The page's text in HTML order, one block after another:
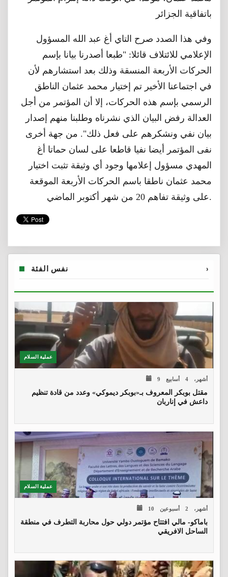
باتفاقية الجزائر
وفي هذا الصدد صرح التاي أغ عبد الله المسؤول
الإعلامي للائتلاف قائلا: "طبعا أصدرنا بيانا بإسم
الحركات الأربعة المنسقة وذلك بعد استشارهم لأن
في اجتماعنا الأخير تم إختيار محمد عثمان الناطق
الرسمي بإسم هذه الحركات، إلا أن المؤتمر من أجل
العدالة رفض البيان الذي نشرناه وطلبنا منهم إصدار
بيان نفي ونشكرهم على فعل ذلك". من جهة أخرى
نفى المؤتمر أيضا نفيا قاطعا على لسان حماتا أغ
المهدي مسؤول إعلامها وجود أي وثيقة تثبت اختيار
محمد عثمان ناطقا باسم الحركات الأربعة الموقعة
على وثيقة تفاهم 20 من شهر أكتوبر الماضي.
نفس الفئة ›
عملية السلام
9 أشهر، 4 أسابيع
مقتل بوبكر المعروف بـ«بوبكر ديموكي» وعدد من قادة تنظيم
داعش في إناربان
عملية السلام
10 أشهر، 2 أسبوعين
باماكو- مالي افتتاح مؤتمر دولي حول محاربة التطرف في منطقة
الساحل الافريقي